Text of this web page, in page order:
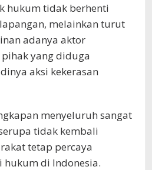
hukum tidak berhenti
melainkan turut
adanya aktor
yang diduga
aksi kekerasan
menyeluruh sangat
tidak kembali
tetap percaya
di Indonesia.